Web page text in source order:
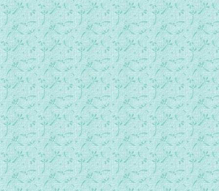
第0267首 主的身体为我们擘开.mp3
第0268首 中国的早晨五点钟.mp3
第0269首 牢房里的歌声.mp3
第0270首 一人不能完成大使命.mp3
第0271首 去加利利.mp3
第0272首 我们永远是一家人.mp3
第0273首 唯有耶稣基督的救恩.mp3
第0274首 与主结伴行.mp3
第0275首 博士寻求耶稣.mp3
第0276首 约旦河的水.mp3
第0277首 你为何要跟主走.mp3